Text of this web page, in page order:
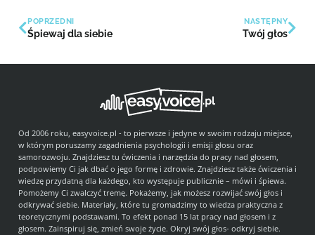
POPRZEDNI
Śpiewaj dla siebie
NASTĘPNY
Twój głos
Od 2006 roku, easyvoice.pl - to pierwsze i jedyne w swoim rodzaju miejsce,
w którym poruszamy zagadnienia psychologii i emisji głosu oraz
samorozwoju. Znajdziesz tu ćwiczenia i narzędzia do pracy nad głosem,
podpowiemy Ci jak dbać o jego formę i zdrowie. Znajdziesz także ćwiczenia i
wiedzę przydatną dla każdego, kto występuje publicznie – mówi i śpiewa.
Pomożemy Ci zwalczyć tremę. Pokażemy, jak możesz rozwijać swój głos i
odkrywać siebie. Materiały, które tu gromadzimy to wiedza praktyczna z
teoretycznymi podstawami. To efekt ponad 15 lat pracy nad głosem i z
głosem. Zainspiruj się, zmień swoje życie. Okryj swój głos- odkryj siebie.